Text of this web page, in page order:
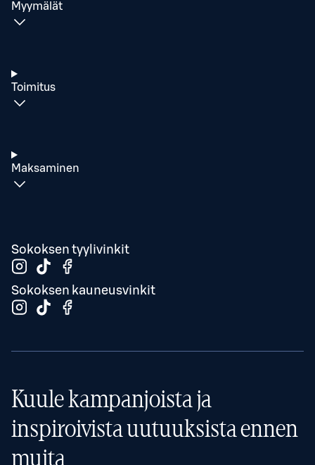
Myymälät
Toimitus
Maksaminen
Sokoksen tyylivinkit
Sokoksen kauneusvinkit
Kuule kampanjoista ja
inspiroivista uutuuksista ennen
muita